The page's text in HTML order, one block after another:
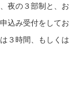
夜の３部制と、お
込み受付をしてお
３時間、もしくは